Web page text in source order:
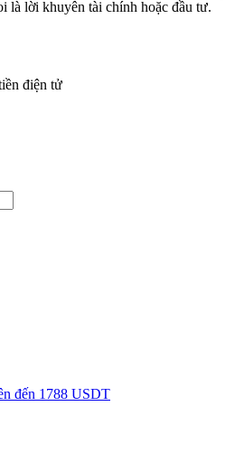
là lời khuyên tài chính hoặc đầu tư.
điện tử
đến 1788 USDT